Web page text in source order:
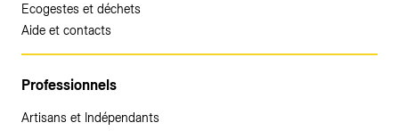
Ecogestes et déchets
Aide et contacts
Professionnels
Artisans et Indépendants